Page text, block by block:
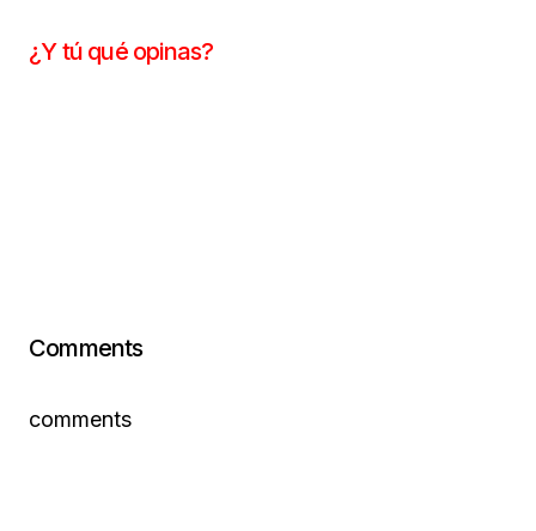
¿Y tú qué opinas?
Comments
comments